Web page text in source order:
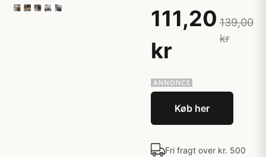
111,20
kr
139,00
kr
Køb her
Fri fragt over kr. 500